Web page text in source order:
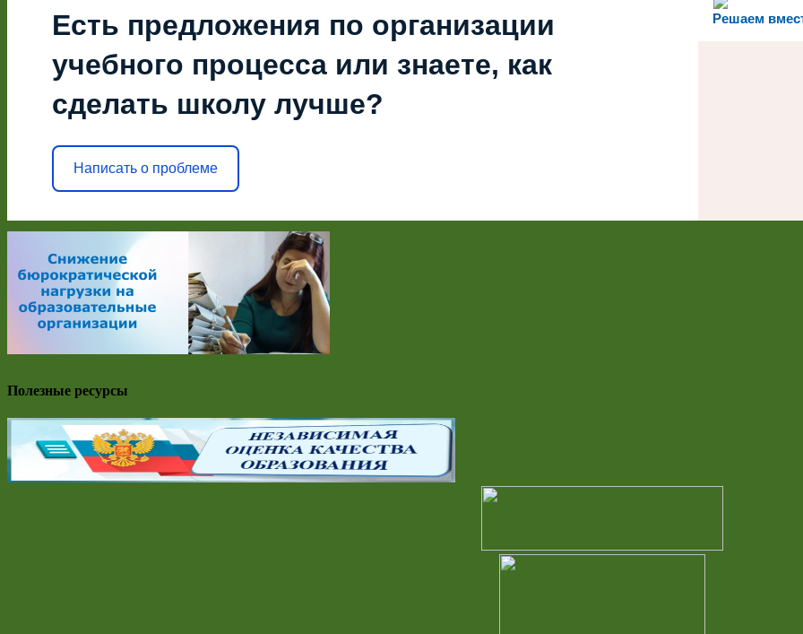
Решаем
Есть предложения по организации
учебного процесса или знаете, как
сделать школу лучше?
Написать о проблеме
Полезные ресурсы